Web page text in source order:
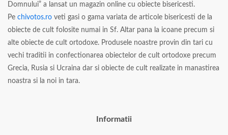
Domnului” a lansat un magazin online cu obiecte bisericesti.
Pe chivotos.ro veti gasi o gama variata de articole bisericesti de la
obiecte de cult folosite numai in Sf. Altar pana la icoane precum si
alte obiecte de cult ortodoxe. Produsele noastre provin din tari cu
vechi traditii in confectionarea obiectelor de cult ortodoxe precum
Grecia, Rusia si Ucraina dar si obiecte de cult realizate in manastirea
noastra si la noi in tara.
Informatii